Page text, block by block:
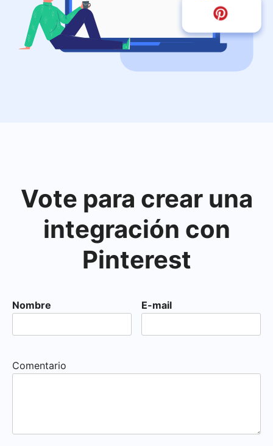
Vote para crear una
integración con
Pinterest
Nombre E-mail
Comentario